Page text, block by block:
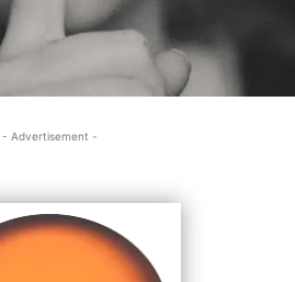
- Advertisement -